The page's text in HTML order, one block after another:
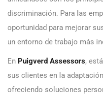
discriminación. Para las
oportunidad para mejorar
un entorno de trabajo más
En Puigverd Assessors,
sus clientes en la
ofreciendo soluciones